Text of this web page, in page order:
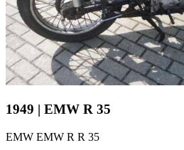
1949 | EMW R 35
EMW EMW R R 35